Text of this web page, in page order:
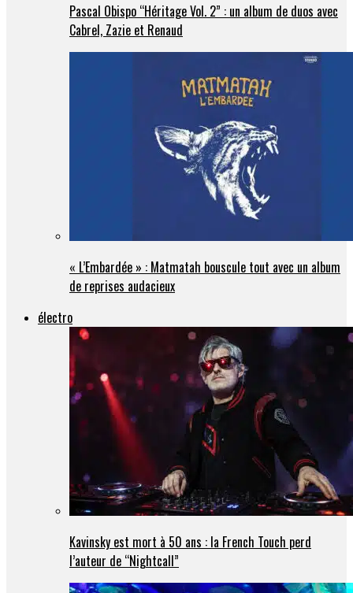
Pascal Obispo “Héritage Vol. 2” : un album de duos avec
Cabrel, Zazie et Renaud
« L’Embardée » : Matmatah bouscule tout avec un album
de reprises audacieux
électro
Kavinsky est mort à 50 ans : la French Touch perd
l’auteur de “Nightcall”